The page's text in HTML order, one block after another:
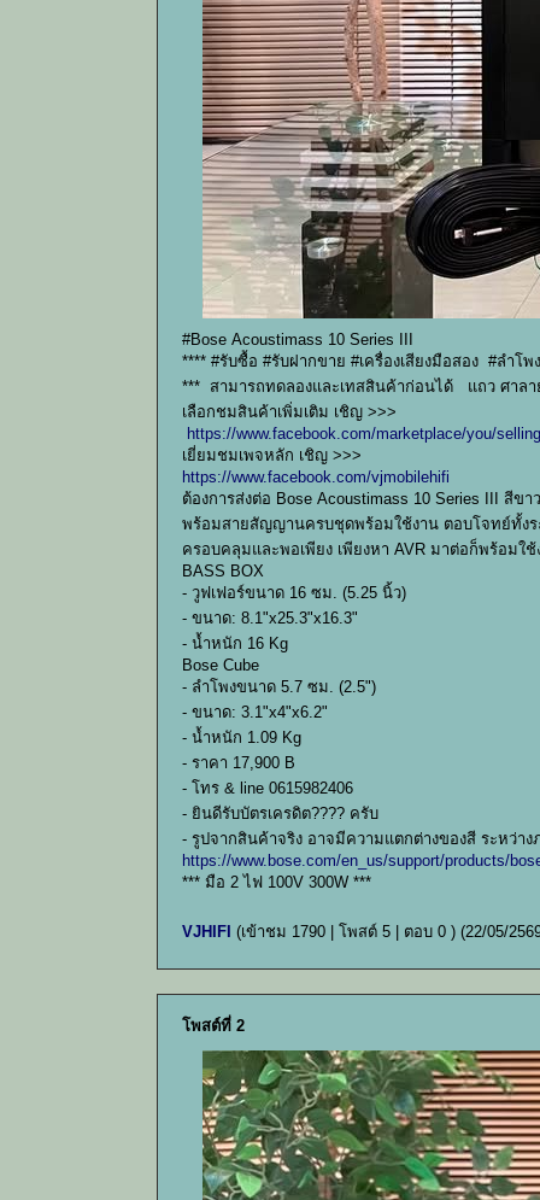
#Bose Acoustimass 10 Series III
**** #รับซื้อ #รับฝากขาย #เครื่องเสียงมือสอง #ลำ
*** สามารถทดลองและเทสสินค้าก่อนได้ แถว ศาลา
เลือกชมสินค้าเพิ่มเติม เชิญ >>>
https://www.facebook.com/marketplace/you/
เยี่ยมชมเพจหลัก เชิญ >>>
https://www.facebook.com/vjmobilehifi
ต้องการส่งต่อ Bose Acoustimass 10 Series III สี
พร้อมสายสัญญานครบชุดพร้อมใช้งาน ตอบโจทย์ทั้งร
ครอบคลุมและพอเพียง เพียงหา AVR มาต่อก็พร้อม
BASS BOX
- วูฟเฟอร์ขนาด 16 ซม. (5.25 นิ้ว)
- ขนาด: 8.1"x25.3"x16.3"
- น้ำหนัก 16 Kg
Bose Cube
- ลำโพงขนาด 5.7 ซม. (2.5")
- ขนาด: 3.1"x4"x6.2"
- น้ำหนัก 1.09 Kg
- ราคา 17,900 B
- โทร & line 0615982406
- ยินดีรับบัตรเครดิต???? ครับ
- รูปจากสินค้าจริง อาจมีความแตกต่างของสี ระหว่า
https://www.bose.com/en_us/support/products/
*** มือ 2 ไฟ 100V 300W ***
VJHIFI (เข้าชม 1790 | โพสต์ 5 | ตอบ 0 ) (22/05/
โพสต์ที่ 2